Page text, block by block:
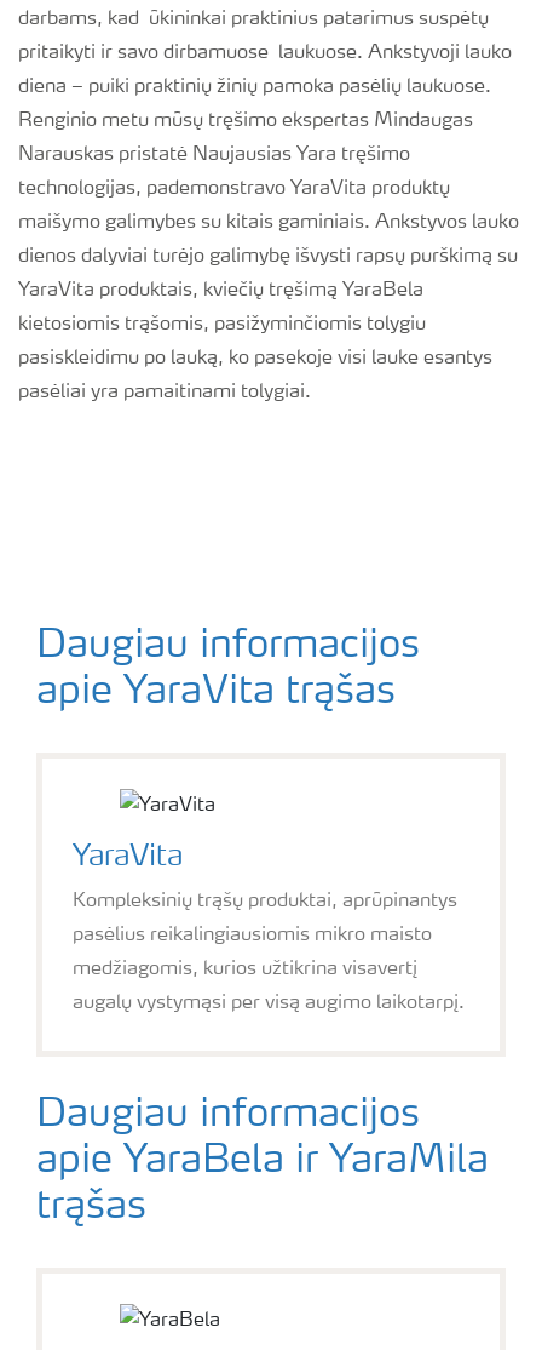
darbams, kad ūkininkai praktinius patarimus suspėtų
pritaikyti ir savo dirbamuose laukuose. Ankstyvoji lauko
diena – puiki praktinių žinių pamoka pasėlių laukuose.
Renginio metu mūsų tręšimo ekspertas Mindaugas
Narauskas pristatė Naujausias Yara tręšimo
technologijas, pademonstravo YaraVita produktų
maišymo galimybes su kitais gaminiais. Ankstyvos lauko
dienos dalyviai turėjo galimybę išvysti rapsų purškimą su
YaraVita produktais, kviečių tręšimą YaraBela
kietosiomis trąšomis, pasižyminčiomis tolygiu
pasiskleidimu po lauką, ko pasekoje visi lauke esantys
pasėliai yra pamaitinami tolygiai.
Daugiau informacijos
apie YaraVita trąšas
YaraVita
Kompleksinių trąšų produktai, aprūpinantys
pasėlius reikalingiausiomis mikro maisto
medžiagomis, kurios užtikrina visavertį
augalų vystymąsi per visą augimo laikotarpį.
Daugiau informacijos
apie YaraBela ir YaraMila
trąšas